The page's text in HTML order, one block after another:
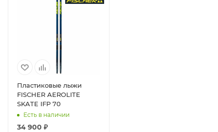
Пластиковые лыжи
FISCHER AEROLITE
SKATE IFP 70
Есть в наличии
34 900 ₽